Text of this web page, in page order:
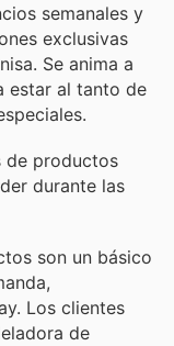
semanales y
exclusivas
Se anima a
estar al tanto de
de productos
durante las
son un básico
Los clientes
de